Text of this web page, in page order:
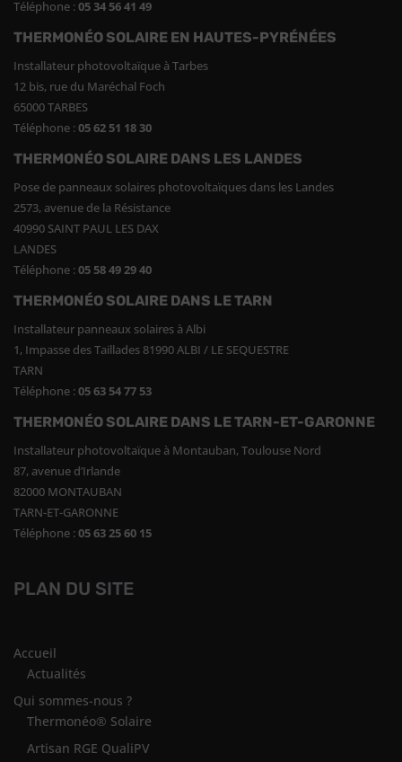
Téléphone :05 34 56 41 49
THERMONÉO SOLAIRE EN HAUTES-PYRÉNÉES
Installateur photovoltaïque à Tarbes
12 bis, rue du Maréchal Foch
65000 TARBES
Téléphone :05 62 51 18 30
THERMONÉO SOLAIRE DANS LES LANDES
Pose de panneaux solaires photovoltaïques dans les Landes
2573, avenue de la Résistance
40990 SAINT PAUL LES DAX
LANDES
Téléphone :05 58 49 29 40
THERMONÉO SOLAIRE DANS LE TARN
Installateur panneaux solaires à Albi
1, Impasse des Taillades 81990 ALBI / LE SEQUESTRE
TARN
Téléphone :05 63 54 77 53
THERMONÉO SOLAIRE DANS LE TARN-ET-GARONNE
Installateur photovoltaïque à Montauban, Toulouse Nord
87, avenue d’Irlande
82000 MONTAUBAN
TARN-ET-GARONNE
Téléphone :05 63 25 60 15
PLAN DU SITE
Accueil
Actualités
Qui sommes-nous ?
Thermonéo® Solaire
Artisan RGE QualiPV